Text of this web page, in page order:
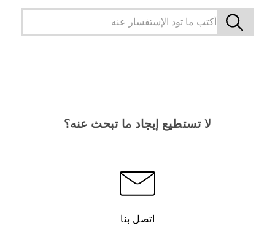
لا تستطيع إيجاد ما تبحث عنه؟
اتصل بنا